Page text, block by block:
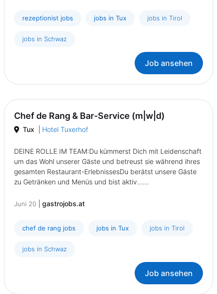
rezeptionist jobs jobs in Tux jobs in Tirol
jobs in Schwaz
Job ansehen
Chef de Rang & Bar-Service (m|w|d)
Tux Hotel Tuxerhof
DEINE ROLLE IM TEAM:Du kümmerst Dich mit Leidenschaft
um das Wohl unserer Gäste und betreust sie während ihres
gesamten Restaurant-ErlebnissesDu berätst unsere Gäste
zu Getränken und Menüs und bist aktiv......
Juni 20 gastrojobs.at
chef de rang jobs jobs in Tux jobs in Tirol
jobs in Schwaz
Job ansehen